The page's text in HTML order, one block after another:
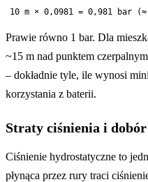
Prawie równo 1 bar. Dla
~15 m nad punktem
– dokładnie tyle, ile wynosi
korzystania z baterii.
Straty ciśnienia i
Ciśnienie hydrostatyczne to
płynąca przez rury traci